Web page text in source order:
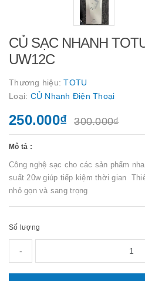
CỦ SẠC NHANH
UW12C
Thương hiệu:TOTU
Loại: CỦ Nhanh Điện Thoại
250.000₫ 300.000₫
Mô tả :
Công nghệ sạc cho các sản phẩm
suất 20w giúp tiếp kiệm thời gian
nhỏ gọn và sang trọng
Số lượng
-